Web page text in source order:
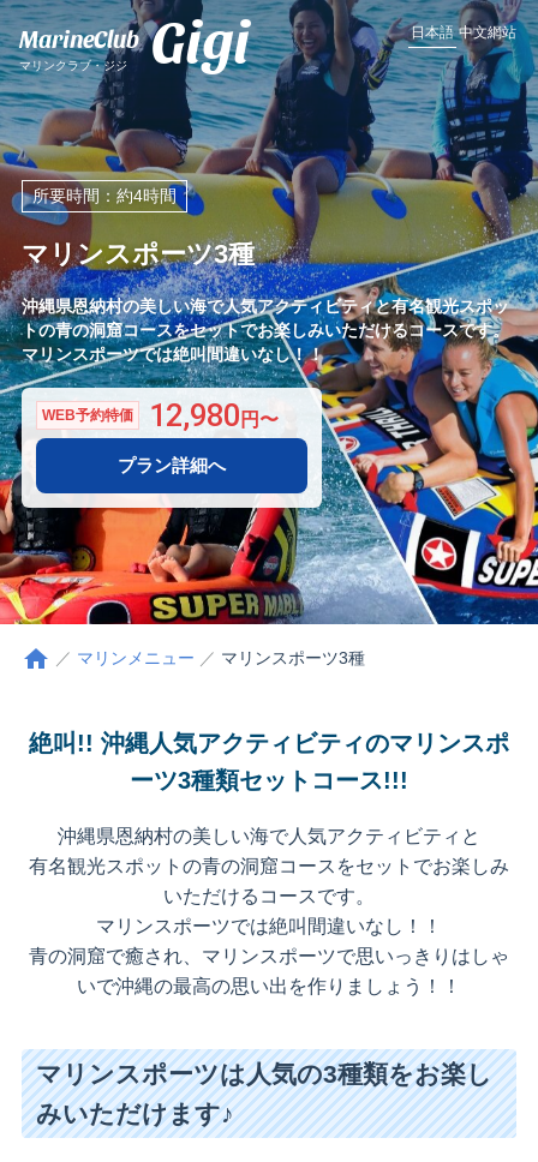
MarineClub
マリンクラブ・ジジ Gigi 日本語 中文網站
所要時間：約4時間
マリンスポーツ3種
沖縄県恩納村の美しい海で人気アクティビティと有名観光スポッ
トの青の洞窟コースをセットでお楽しみいただけるコースです。
マリンスポーツでは絶叫間違いなし！！
WEB予約特価 12,980
プラン詳細へ
home マリンメニュー マリンスポーツ3種
絶叫!! 沖縄人気アクティビティのマリンスポ
ーツ3種類セットコース!!!
沖縄県恩納村の美しい海で人気アクティビティと
有名観光スポットの青の洞窟コースをセットでお楽しみ
いただけるコースです。
マリンスポーツでは絶叫間違いなし！！
青の洞窟で癒され、マリンスポーツで思いっきりはしゃ
いで沖縄の最高の思い出を作りましょう！！
マリンスポーツは人気の3種類をお楽し
みいただけます♪